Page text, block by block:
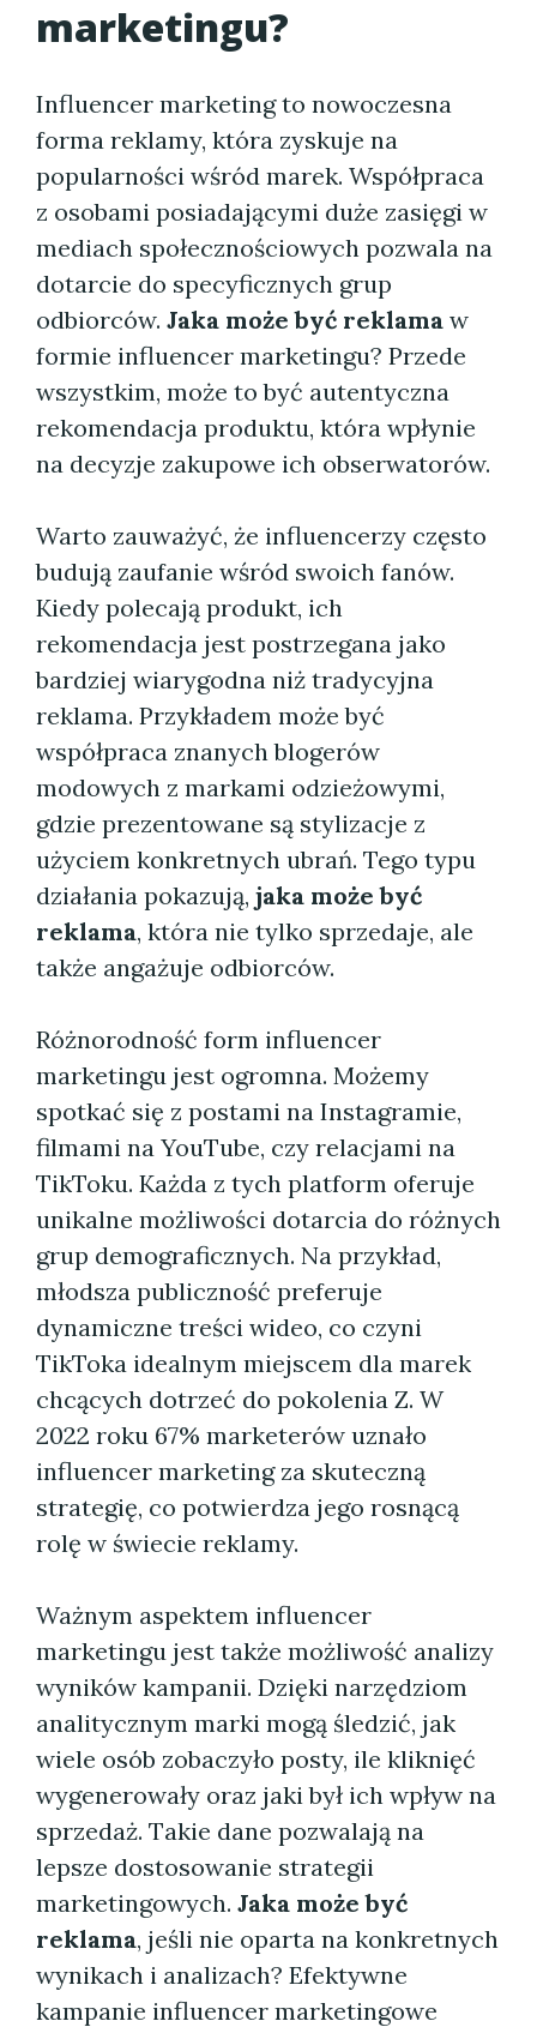
marketingu?
Influencer marketing to nowoczesna
forma reklamy, która zyskuje na
popularności wśród marek. Współpraca
z osobami posiadającymi duże zasięgi w
mediach społecznościowych pozwala na
dotarcie do specyficznych grup
odbiorców. Jaka może być reklama w
formie influencer marketingu? Przede
wszystkim, może to być autentyczna
rekomendacja produktu, która wpłynie
na decyzje zakupowe ich obserwatorów.
Warto zauważyć, że influencerzy często
budują zaufanie wśród swoich fanów.
Kiedy polecają produkt, ich
rekomendacja jest postrzegana jako
bardziej wiarygodna niż tradycyjna
reklama. Przykładem może być
współpraca znanych blogerów
modowych z markami odzieżowymi,
gdzie prezentowane są stylizacje z
użyciem konkretnych ubrań. Tego typu
działania pokazują, jaka może być
reklama, która nie tylko sprzedaje, ale
także angażuje odbiorców.
Różnorodność form influencer
marketingu jest ogromna. Możemy
spotkać się z postami na Instagramie,
filmami na YouTube, czy relacjami na
TikToku. Każda z tych platform oferuje
unikalne możliwości dotarcia do różnych
grup demograficznych. Na przykład,
młodsza publiczność preferuje
dynamiczne treści wideo, co czyni
TikToka idealnym miejscem dla marek
chcących dotrzeć do pokolenia Z. W
2022 roku 67% marketerów uznało
influencer marketing za skuteczną
strategię, co potwierdza jego rosnącą
rolę w świecie reklamy.
Ważnym aspektem influencer
marketingu jest także możliwość analizy
wyników kampanii. Dzięki narzędziom
analitycznym marki mogą śledzić, jak
wiele osób zobaczyło posty, ile kliknięć
wygenerowały oraz jaki był ich wpływ na
sprzedaż. Takie dane pozwalają na
lepsze dostosowanie strategii
marketingowych. Jaka może być
reklama, jeśli nie oparta na konkretnych
wynikach i analizach? Efektywne
kampanie influencer marketingowe